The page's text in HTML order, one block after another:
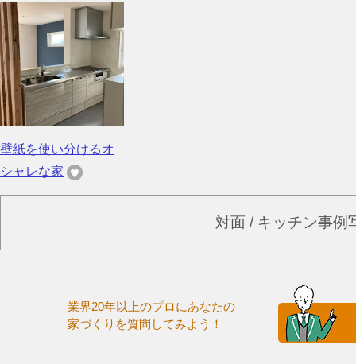
壁紙を使い分けるオ
シャレな家
対面 / キッチン事例
業界20年以上のプロにあなたの
家づくりを質問してみよう！